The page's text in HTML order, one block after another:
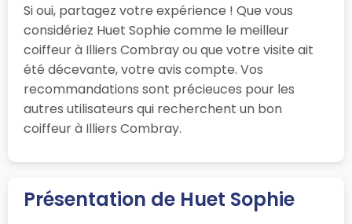
Si oui, partagez votre expérience ! Que vous
considériez Huet Sophie comme le meilleur
coiffeur à Illiers Combray ou que votre visite ait
été décevante, votre avis compte. Vos
recommandations sont précieuces pour les
autres utilisateurs qui recherchent un bon
coiffeur à Illiers Combray.
Présentation de Huet Sophie